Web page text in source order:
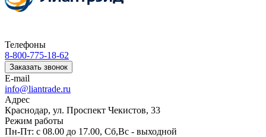
Телефоны
8-800-775-18-62
Заказать звонок
E-mail
info@liantrade.ru
Адрес
Краснодар, ул. Проспект Чекистов, 33
Режим работы
Пн-Пт: c 08.00 до 17.00, Cб,Вс - выходной